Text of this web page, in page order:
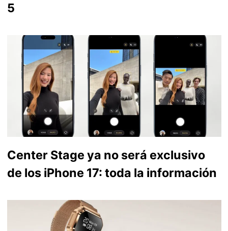
5
Center Stage ya no será exclusivo
de los iPhone 17: toda la información